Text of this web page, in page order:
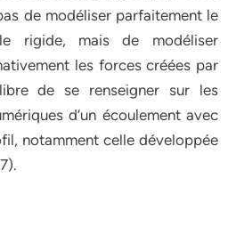
de modéliser parfaitement le
rigide, mais de modéliser
les forces créées par
de se renseigner sur les
d’un écoulement avec
notamment celle développée